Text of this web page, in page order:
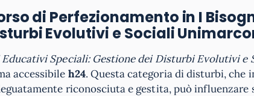
di Perfezionamento in I
Evolutivi e Sociali
Speciali: Gestione dei Disturbi Evolutivi e
accessibile h24. Questa categoria di disturbi, che
riconosciuta e gestita, può